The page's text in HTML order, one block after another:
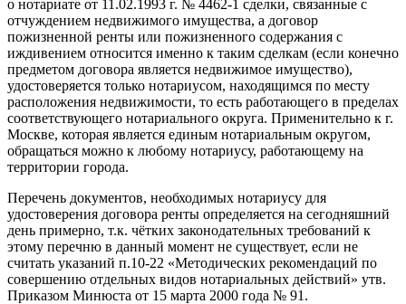
о нотариате от 11.02.1993 г. № 4462-1 сделки, связанные с
отчуждением недвижимого имущества, а договор
пожизненной ренты или пожизненного содержания с
иждивением относится именно к таким сделкам (если конечно
предметом договора является недвижимое имущество),
удостоверяется только нотариусом, находящимся по месту
расположения недвижимости, то есть работающего в пределах
соответствующего нотариального округа. Применительно к г.
Москве, которая является единым нотариальным округом,
обращаться можно к любому нотариусу, работающему на
территории города.
Перечень документов, необходимых нотариусу для
удостоверения договора ренты определяется на сегодняшний
день примерно, т.к. чётких законодательных требований к
этому перечню в данный момент не существует, если не
считать указаний п.10-22 «Методических рекомендаций по
совершению отдельных видов нотариальных действий» утв.
Приказом Минюста от 15 марта 2000 года № 91.